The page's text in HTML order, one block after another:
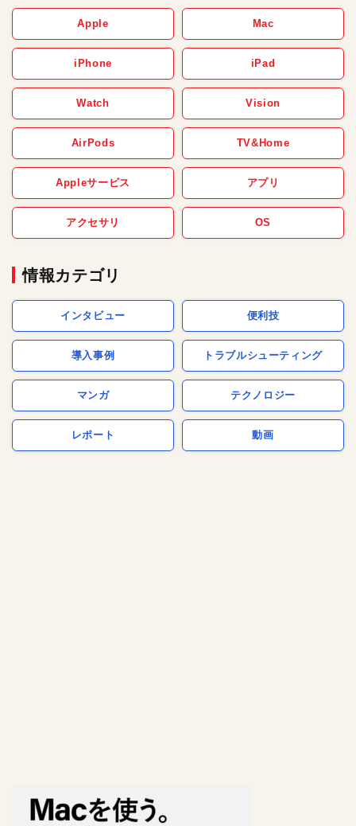
Apple Mac
iPhone iPad
Watch Vision
AirPods TV&Home
Appleサービス アプリ
アクセサリ OS
情報カテゴリ
インタビュー 便利技
導入事例 トラブルシューティング
マンガ テクノロジー
レポート 動画